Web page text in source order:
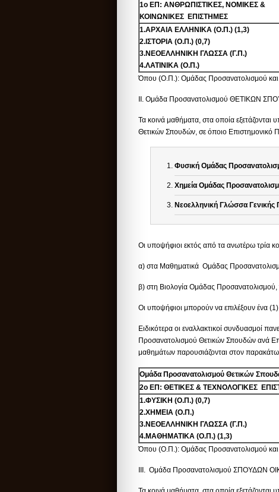
1ο ΕΠ: ΑΝΘΡΩΠΙΣΤΙΚΕΣ, ΝΟΜΙΚΕΣ &
ΚΟΙΝΩΝΙΚΕΣ ΕΠΙΣΤΗΜΕΣ
1.ΑΡΧΑΙΑ ΕΛΛΗΝΙΚΑ (Ο.Π.) (1,3)
2.ΙΣΤΟΡΙΑ (Ο.Π.) (0,7)
3.ΝΕΟΕΛΛΗΝΙΚΗ ΓΛΩΣΣΑ (Γ.Π.)
4.ΛΑΤΙΝΙΚΑ (Ο.Π.)
Όπου (Ο.Π.): Ομάδας Προσανατολισμού και
II. Ομάδα Προσανατολισμού ΘΕΤΙΚΩΝ
Τα κοινά μαθήματα, στα οποία
Θετικών Σπουδών, σε όποιο Επιστημονικό
Φυσική Ομάδας
Χημεία Ομάδας
Νεοελληνική Γλώσσα Γενικής
Οι υποψήφιοι εκτός από τα ανωτέρω τρία
α) στα Μαθηματικά Ομάδας
β) στη Βιολογία Ομάδας
Οι υποψήφιοι μπορούν να επιλέξουν ένα
Ειδικότερα οι εναλλακτικοί συνδυασμοί
Προσανατολισμού Θετικών Σπουδών ανά
μαθημάτων παρουσιάζονται στον
Ομάδα Προσανατολισμού Θετικών
2ο ΕΠ: ΘΕΤΙΚΕΣ & ΤΕΧΝΟΛΟΓΙΚΕΣ
1.ΦΥΣΙΚΗ (Ο.Π.) (0,7)
2.ΧΗΜΕΙΑ (Ο.Π.)
3.ΝΕΟΕΛΛΗΝΙΚΗ ΓΛΩΣΣΑ (Γ.Π.)
4.ΜΑΘΗΜΑΤΙΚΑ (Ο.Π.) (1,3)
Όπου (Ο.Π.): Ομάδας Προσανατολισμού και
III. Ομάδα Προσανατολισμού ΣΠΟΥΔΩΝ